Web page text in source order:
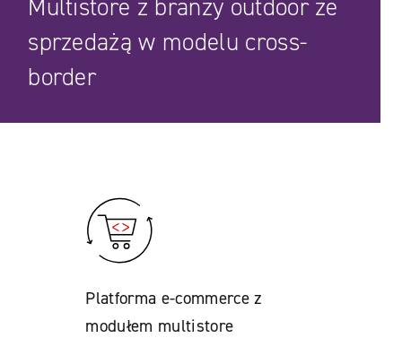
Multistore z branży outdoor ze
sprzedażą w modelu cross-
border
Platforma e-commerce z
modułem multistore